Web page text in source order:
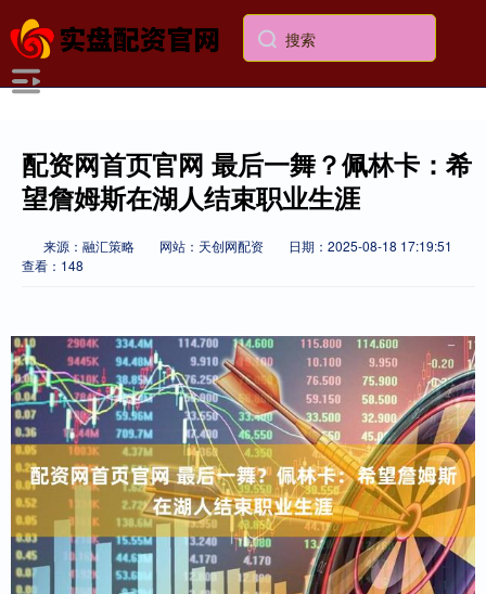
配资网首页官网 最后一舞？佩林卡：希
望詹姆斯在湖人结束职业生涯
来源：融汇策略 网站：天创网配资
日期：2025-08-18 17:19:51
查看：148